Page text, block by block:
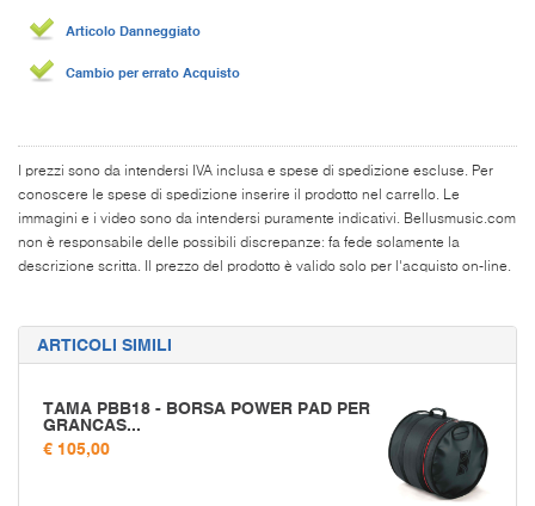
Articolo Danneggiato
Cambio per errato Acquisto
I prezzi sono da intendersi IVA inclusa e spese di spedizione escluse. Per
conoscere le spese di spedizione inserire il prodotto nel carrello. Le
immagini e i video sono da intendersi puramente indicativi. Bellusmusic.com
non è responsabile delle possibili discrepanze: fa fede solamente la
descrizione scritta. Il prezzo del prodotto è valido solo per l'acquisto on-line.
ARTICOLI SIMILI
TAMA PBB18 - BORSA POWER PAD PER
GRANCAS...
€ 105,00